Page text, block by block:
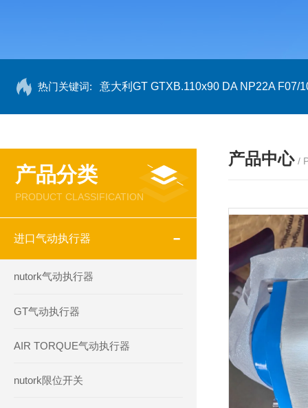
热门关键词: 意大利GT GTXB.110x90 DA NP22A F07/
产品分类
PRODUCT CLASSIFICATION
进口气动执行器
nutork气动执行器
GT气动执行器
AIR TORQUE气动执行器
nutork限位开关
产品中心 /